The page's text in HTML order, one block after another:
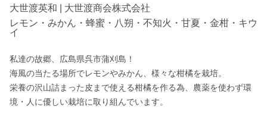
大世渡英和 | 大世渡商会株式会社
レモン・みかん・蜂蜜・八朔・不知火・甘夏・金柑・キウ
イ
私達の故郷、広島県呉市蒲刈島！
海風の当たる場所でレモンやみかん、様々な柑橘を栽培。
栄養の沢山詰まった皮まで使える柑橘を作る為、農薬を使わず環
境・人に優しい栽培に取り組んでいます。